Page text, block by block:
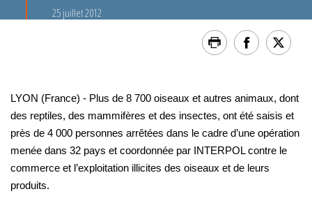
25 juillet 2012
LYON (France) - Plus de 8 700 oiseaux et autres animaux, dont
des reptiles, des mammifères et des insectes, ont été saisis et
près de 4 000 personnes arrêtées dans le cadre d’une opération
menée dans 32 pays et coordonnée par INTERPOL contre le
commerce et l’exploitation illicites des oiseaux et de leurs
produits.